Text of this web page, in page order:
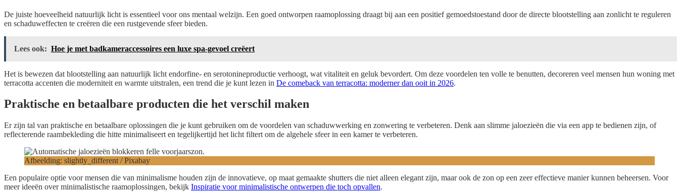
De juiste hoeveelheid natuurlijk licht is essentieel voor ons mentaal welzijn. Een goed ontworpen raamoplossing draagt bij aan een positief gemoedstoestand door de directe blootstelling aan zonlicht te reguleren
en schaduweffecten te creëren die een rustgevende sfeer bieden.
Lees ook: Hoe je met badkameraccessoires een luxe spa-gevoel creëert
Het is bewezen dat blootstelling aan natuurlijk licht endorfine- en serotonineproductie verhoogt, wat vitaliteit en geluk bevordert. Om deze voordelen ten volle te benutten, decoreren veel mensen hun woning met
terracotta accenten die moderniteit en warmte uitstralen, een trend die je kunt lezen in De comeback van terracotta: moderner dan ooit in 2026.
Praktische en betaalbare producten die het verschil maken
Er zijn tal van praktische en betaalbare oplossingen die je kunt gebruiken om de voordelen van schaduwwerking en zonwering te verbeteren. Denk aan slimme jaloezieën die via een app te bedienen zijn, of
reflecterende raambekleding die hitte minimaliseert en tegelijkertijd het licht filtert om de algehele sfeer in een kamer te verbeteren.
Afbeelding: slightly_different / Pixabay
Een populaire optie voor mensen die van minimalisme houden zijn de innovatieve, op maat gemaakte shutters die niet alleen elegant zijn, maar ook de zon op een zeer effectieve manier kunnen beheersen. Voor
meer ideeën over minimalistische raamoplossingen, bekijk Inspiratie voor minimalistische ontwerpen die toch opvallen.